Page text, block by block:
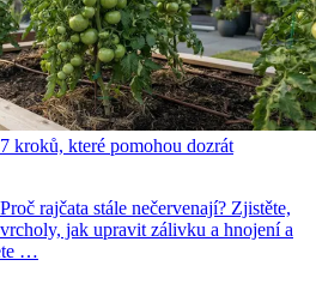
kroků, které pomohou dozrát
rajčata stále nečervenají? Zjistěte,
jak upravit zálivku a hnojení a
…